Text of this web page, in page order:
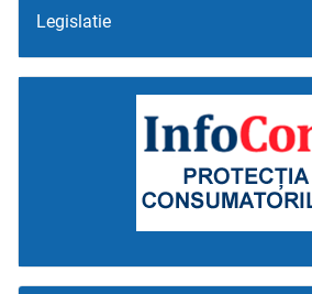
Legislatie